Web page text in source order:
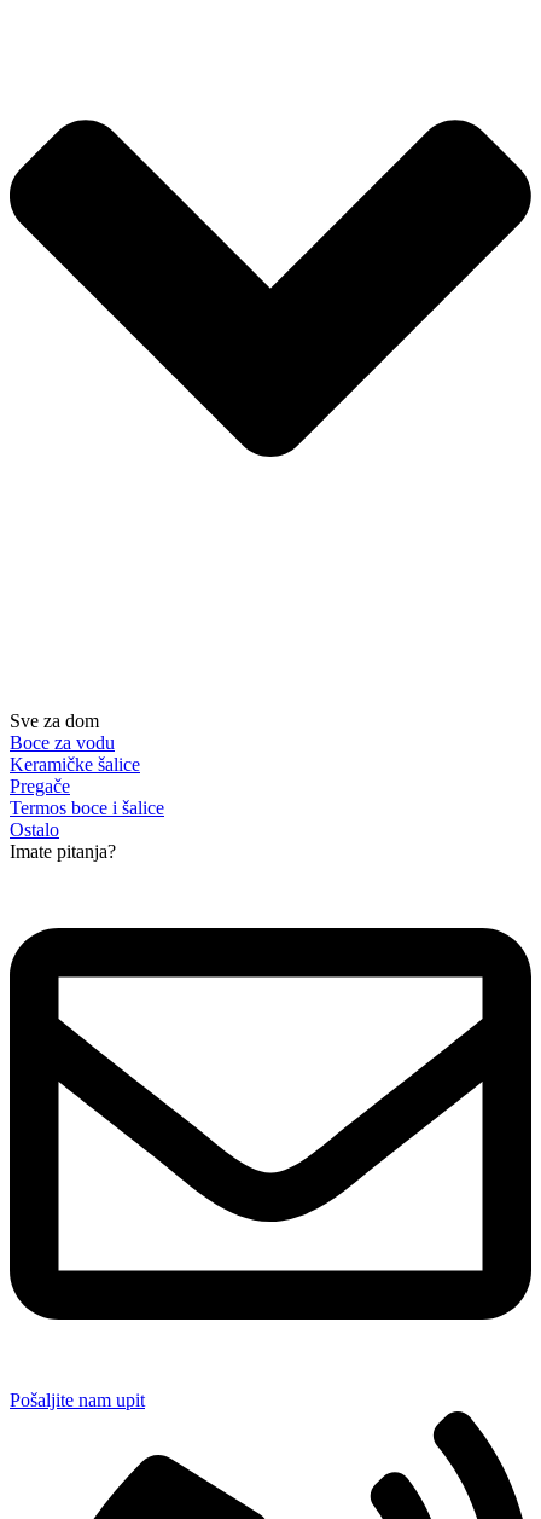
Sve za dom
Boce za vodu
Keramičke šalice
Pregače
Termos boce i šalice
Ostalo
Imate pitanja?
Pošaljite nam upit